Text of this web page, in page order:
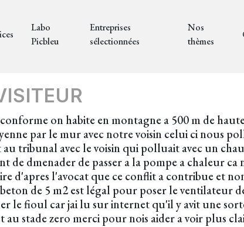
Labo
Picbleu
Entreprises
sélectionnées
Nos
thèmes
on habite en montagne a 500 m de
par le mur avec notre voisin celui ci nous
tribunal avec le voisin qui polluait avec un
de dmenader de passer a la pompe a chaleur
d'apres l'avocat que ce conflit a contribue et
de 5 m2 est légal pour poser le ventilateur
le fioul car jai lu sur internet qu'il y avit une
au stade zero merci pour nois aider a voir plus